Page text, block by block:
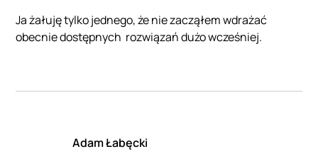
Ja żałuję tylko jednego, że nie zacząłem wdrażać
obecnie dostępnych rozwiązań dużo wcześniej.
Adam Łabęcki